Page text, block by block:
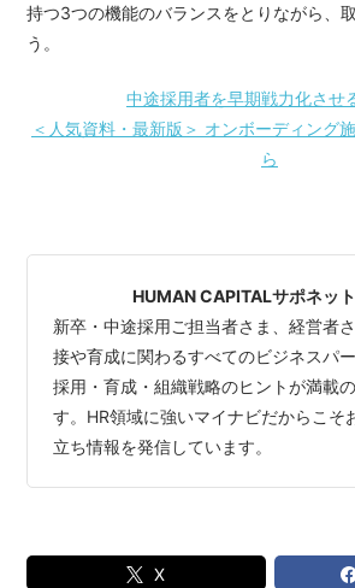
持つ3つの機能のバランスをとりながら、
う。
中途採用者を早期戦力化させ
＜人気資料・最新版＞ オンボーディング
ら
HUMAN CAPITALサポネッ
新卒・中途採用ご担当者さま、経営者
接や育成に関わるすべてのビジネスパ
採用・育成・組織戦略のヒントが満載
す。HR領域に強いマイナビだからこそ
立ち情報を発信しています。
X